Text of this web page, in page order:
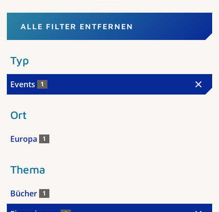
ALLE FILTER ENTFERNEN
Typ
Events 1
Ort
Europa 1
Thema
Bücher 1